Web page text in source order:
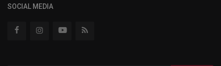
SOCIAL MEDIA